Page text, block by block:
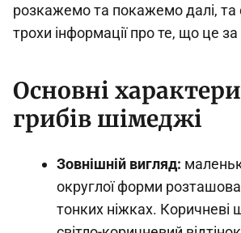
розкажемо та покажемо далі, та
трохи інформації про те, що це
Основні
грибів шімеджі
Зовнішній вигляд:
округлої форми
тонких ніжках. Коричневі